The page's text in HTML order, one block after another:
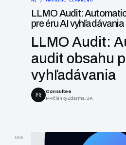
LLMO Audit:
pre éru AI vyhľadávania
LLMO Audit:
audit obsahu
vyhľadávania
PR
Consultee
PRčlánkyZdarma.SK
006